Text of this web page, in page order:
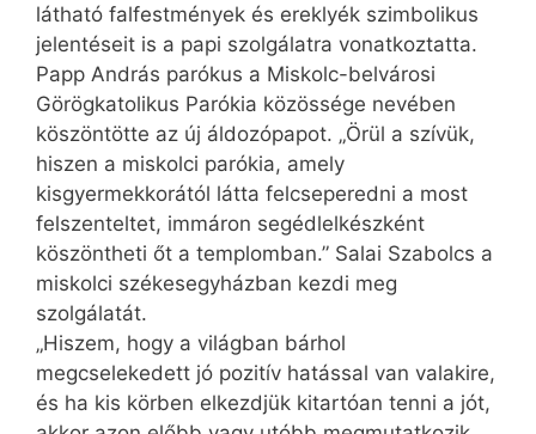
látható falfestmények és ereklyék szimbolikus
jelentéseit is a papi szolgálatra vonatkoztatta.
Papp András parókus a Miskolc-belvárosi
Görögkatolikus Parókia közössége nevében
köszöntötte az új áldozópapot. „Örül a szívük,
hiszen a miskolci parókia, amely
kisgyermekkorától látta felcseperedni a most
felszenteltet, immáron segédlelkészként
köszöntheti őt a templomban.” Salai Szabolcs a
miskolci székesegyházban kezdi meg
szolgálatát.
„Hiszem, hogy a világban bárhol
megcselekedett jó pozitív hatással van valakire,
és ha kis körben elkezdjük kitartóan tenni a jót,